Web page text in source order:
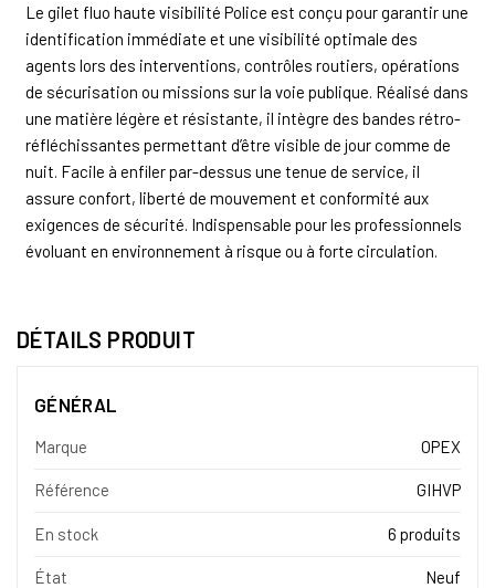
Le gilet fluo haute visibilité Police est conçu pour garantir une
identification immédiate et une visibilité optimale des
agents lors des interventions, contrôles routiers, opérations
de sécurisation ou missions sur la voie publique. Réalisé dans
une matière légère et résistante, il intègre des bandes rétro-
réfléchissantes permettant d’être visible de jour comme de
nuit. Facile à enfiler par-dessus une tenue de service, il
assure confort, liberté de mouvement et conformité aux
exigences de sécurité. Indispensable pour les professionnels
évoluant en environnement à risque ou à forte circulation.
DÉTAILS PRODUIT
GÉNÉRAL
Marque OPEX
Référence GIHVP
En stock 6 produits
État Neuf